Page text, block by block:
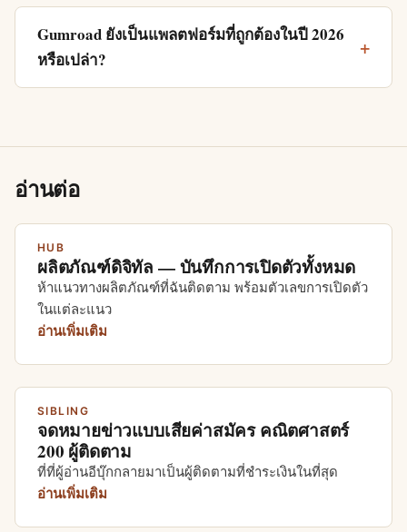
Gumroad ยังเป็นแพลตฟอร์มที่ถูกต้องในปี 2026
หรือเปล่า?
อ่านต่อ
HUB
ผลิตภัณฑ์ดิจิทัล — บันทึกการเปิดตัวทั้งหมด
ห้าแนวทางผลิตภัณฑ์ที่ฉันติดตาม พร้อมตัวเลขการเปิดตัว
ในแต่ละแนว
อ่านเพิ่มเติม
SIBLING
จดหมายข่าวแบบเสียค่าสมัคร คณิตศาสตร์
200 ผู้ติดตาม
ที่ที่ผู้อ่านอีบุ๊กกลายมาเป็นผู้ติดตามที่ชำระเงินในที่สุด
อ่านเพิ่มเติม